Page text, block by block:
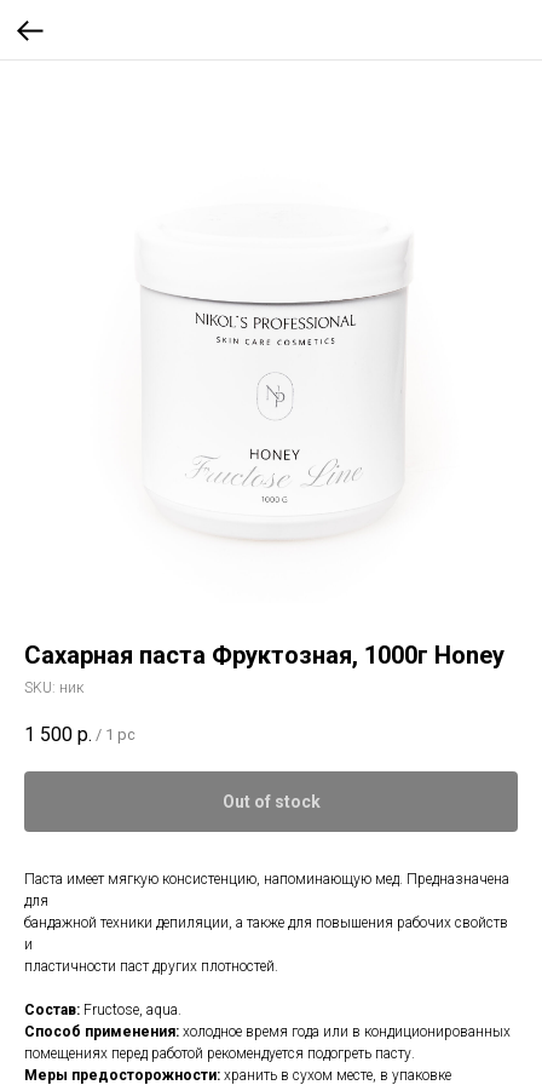
Сахарная паста Фруктозная, 1000г Honey
SKU: ник
1 500 р. / 1 pc
Out of stock
Паста имеет мягкую консистенцию, напоминающую мед. Предназначена
для
бандажной техники депиляции, а также для повышения рабочих свойств
и
пластичности паст других плотностей.
Состав: Fructose, aqua.
Способ применения: холодное время года или в кондиционированных
помещениях перед работой рекомендуется подогреть пасту.
Меры предосторожности: хранить в сухом месте, в упаковке